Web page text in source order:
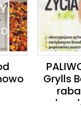
Grylls